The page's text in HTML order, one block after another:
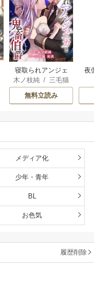
寝取られアンジェ
ニカと鬼畜伯爵
［ばら売り］
木ノ枝純 /三毛猫
寅次
無料立読み
夜
メディア化
少年・青年
BL
お色気
履歴削除